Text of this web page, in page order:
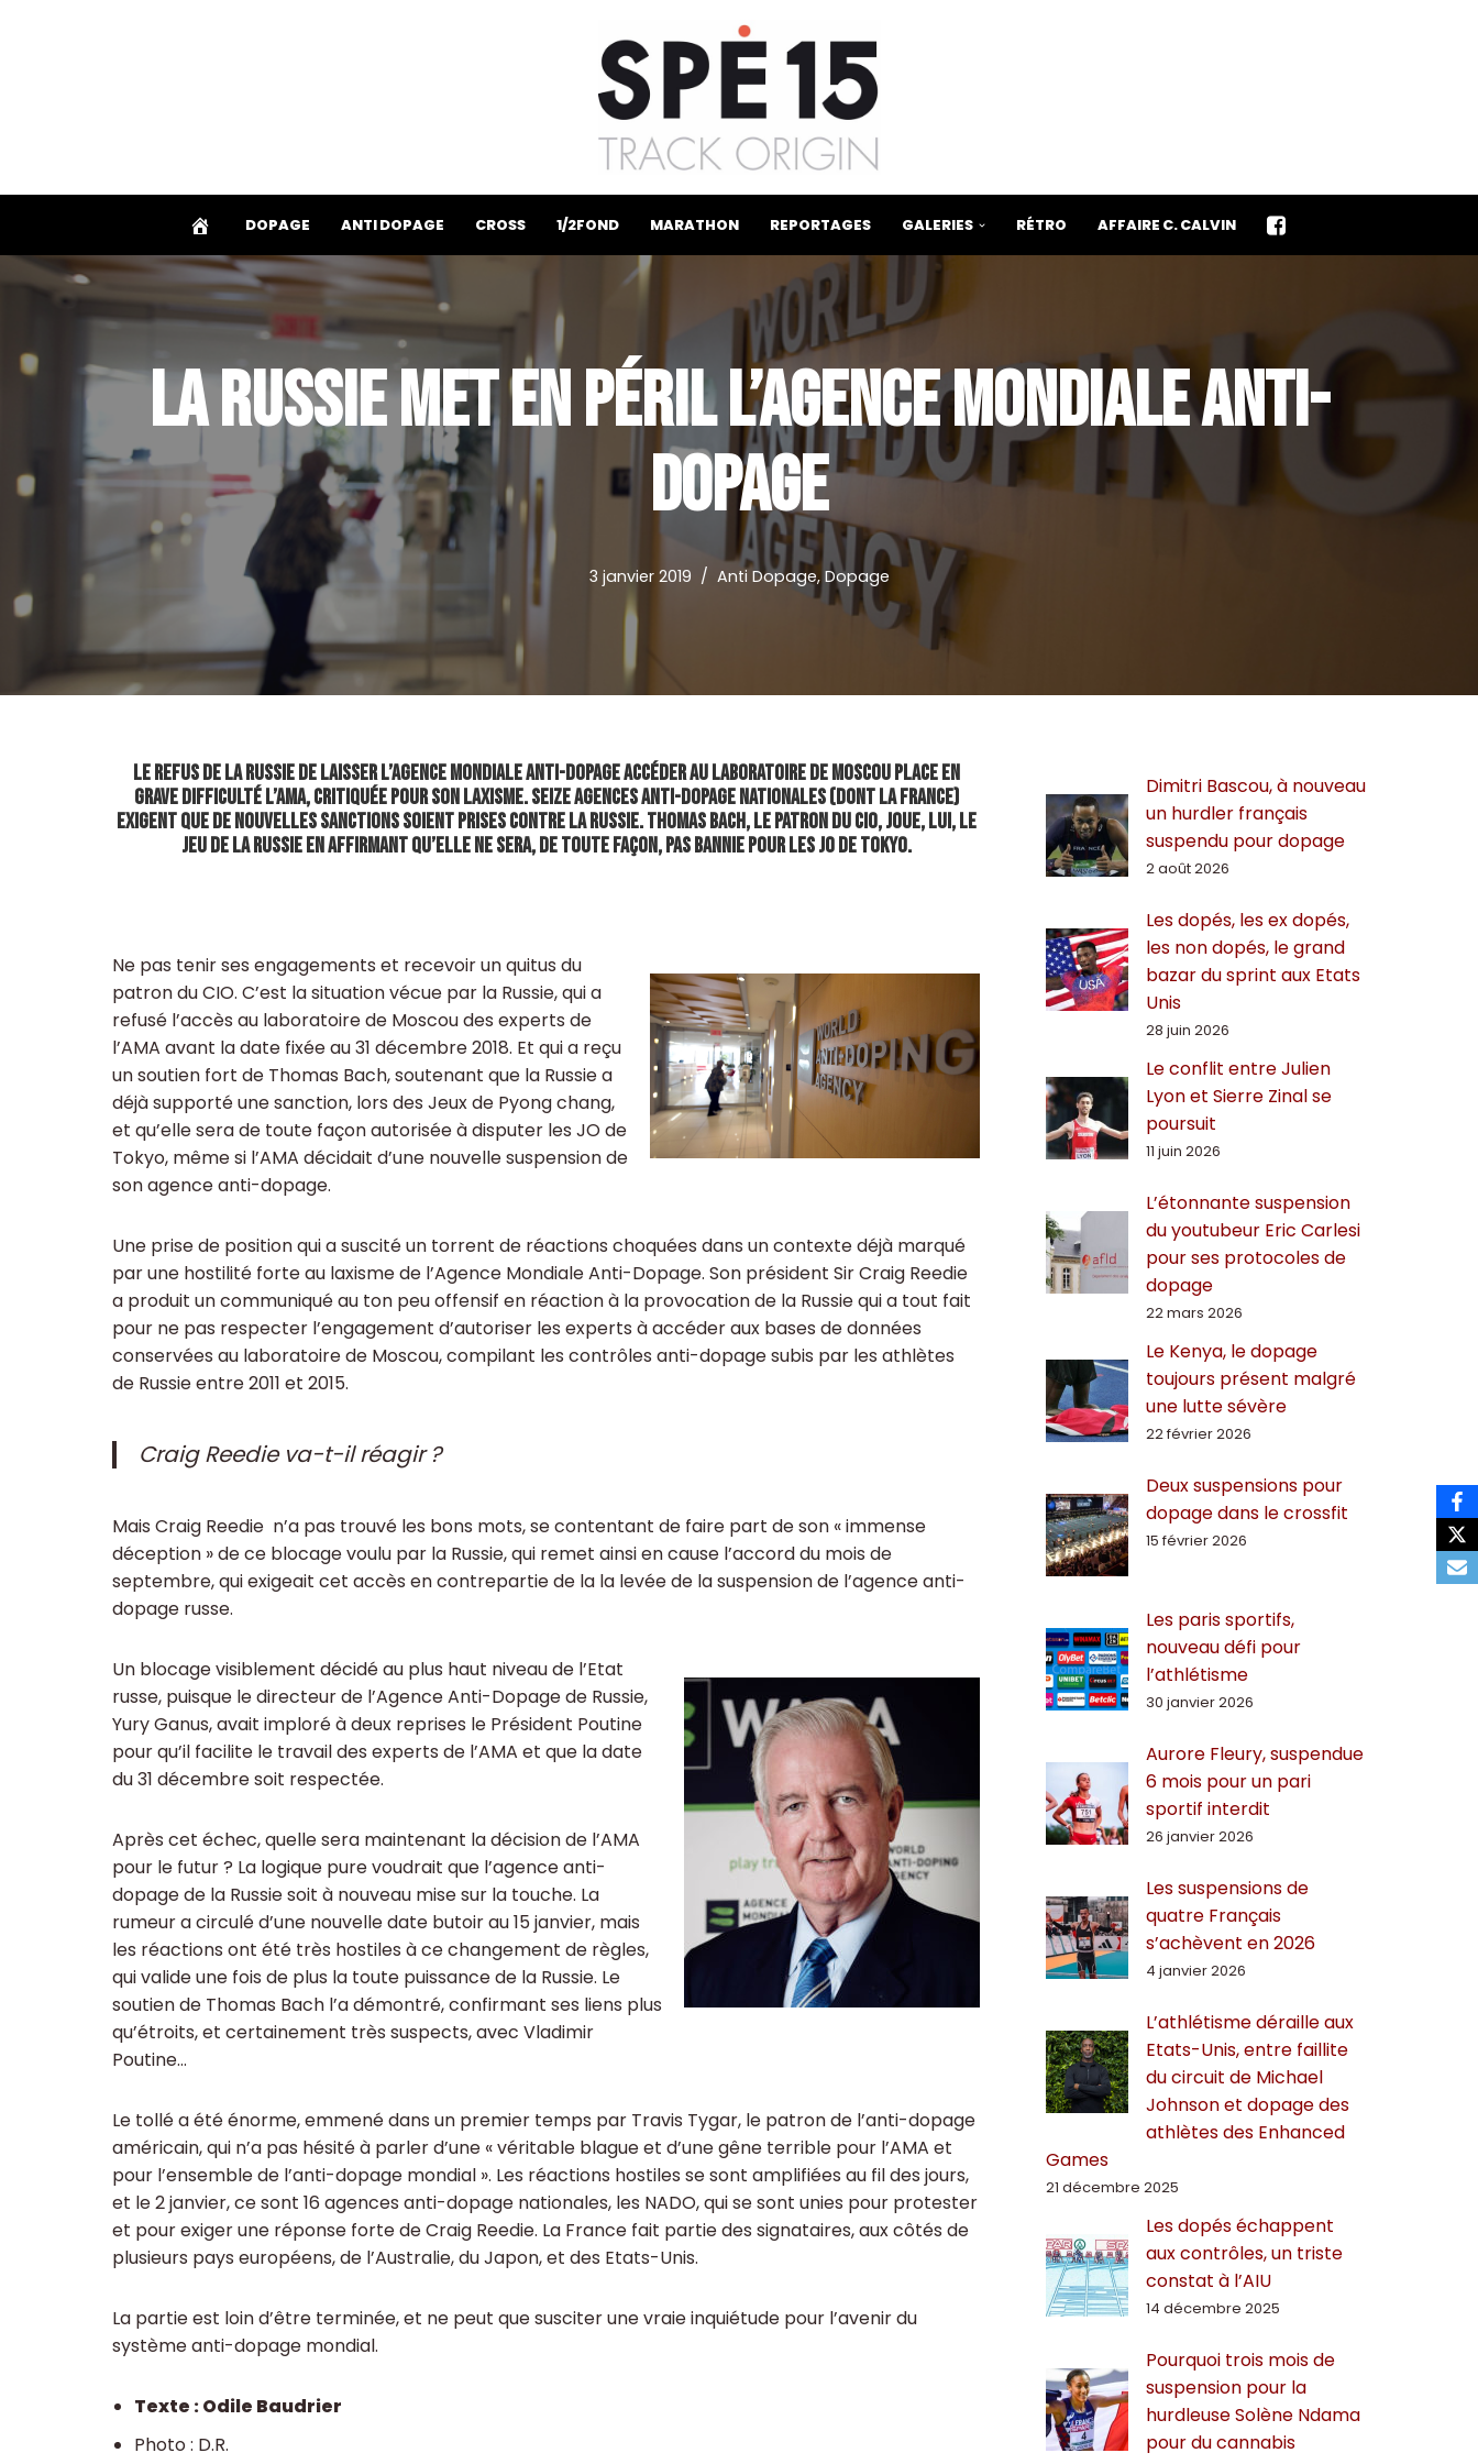
DOPAGE ANTI DOPAGE CROSS 1/2FOND MARATHON REPORTAGES GALERIES RÉTRO AFFAIRE C. CALVIN
LA RUSSIE MET EN PÉRIL L’AGENCE MONDIALE ANTI-
DOPAGE
3 janvier 2019 Anti Dopage, Dopage
Le refus de la Russie de laisser l’Agence Mondiale Anti-Dopage accéder au laboratoire de Moscou place en
grave difficulté l’AMA, critiquée pour son laxisme. Seize agences anti-dopage nationales (dont la France)
exigent que de nouvelles sanctions soient prises contre la Russie. Thomas Bach, le patron du CIO, joue, lui, le
jeu de la Russie en affirmant qu’elle ne sera, de toute façon, pas bannie pour les JO de Tokyo.
Ne pas tenir ses engagements et recevoir un quitus du
patron du CIO. C’est la situation vécue par la Russie, qui a
refusé l’accès au laboratoire de Moscou des experts de
l’AMA avant la date fixée au 31 décembre 2018. Et qui a reçu
un soutien fort de Thomas Bach, soutenant que la Russie a
déjà supporté une sanction, lors des Jeux de Pyong chang,
et qu’elle sera de toute façon autorisée à disputer les JO de
Tokyo, même si l’AMA décidait d’une nouvelle suspension de
son agence anti-dopage.
Une prise de position qui a suscité un torrent de réactions choquées dans un contexte déjà marqué
par une hostilité forte au laxisme de l’Agence Mondiale Anti-Dopage. Son président Sir Craig Reedie
a produit un communiqué au ton peu offensif en réaction à la provocation de la Russie qui a tout fait
pour ne pas respecter l’engagement d’autoriser les experts à accéder aux bases de données
conservées au laboratoire de Moscou, compilant les contrôles anti-dopage subis par les athlètes
de Russie entre 2011 et 2015.
Craig Reedie va-t-il réagir ?
Mais Craig Reedie n’a pas trouvé les bons mots, se contentant de faire part de son « immense
déception » de ce blocage voulu par la Russie, qui remet ainsi en cause l’accord du mois de
septembre, qui exigeait cet accès en contrepartie de la la levée de la suspension de l’agence anti-
dopage russe.
Un blocage visiblement décidé au plus haut niveau de l’Etat
russe, puisque le directeur de l’Agence Anti-Dopage de Russie,
Yury Ganus, avait imploré à deux reprises le Président Poutine
pour qu’il facilite le travail des experts de l’AMA et que la date
du 31 décembre soit respectée.
Après cet échec, quelle sera maintenant la décision de l’AMA
pour le futur ? La logique pure voudrait que l’agence anti-
dopage de la Russie soit à nouveau mise sur la touche. La
rumeur a circulé d’une nouvelle date butoir au 15 janvier, mais
les réactions ont été très hostiles à ce changement de règles,
qui valide une fois de plus la toute puissance de la Russie. Le
soutien de Thomas Bach l’a démontré, confirmant ses liens plus
qu’étroits, et certainement très suspects, avec Vladimir
Poutine…
Le tollé a été énorme, emmené dans un premier temps par Travis Tygar, le patron de l’anti-dopage
américain, qui n’a pas hésité à parler d’une « véritable blague et d’une gêne terrible pour l’AMA et
pour l’ensemble de l’anti-dopage mondial ». Les réactions hostiles se sont amplifiées au fil des jours,
et le 2 janvier, ce sont 16 agences anti-dopage nationales, les NADO, qui se sont unies pour protester
et pour exiger une réponse forte de Craig Reedie. La France fait partie des signataires, aux côtés de
plusieurs pays européens, de l’Australie, du Japon, et des Etats-Unis.
La partie est loin d’être terminée, et ne peut que susciter une vraie inquiétude pour l’avenir du
système anti-dopage mondial.
Texte : Odile Baudrier
Photo : D.R.
Dimitri Bascou, à nouveau
un hurdler français
suspendu pour dopage
2 août 2026
Les dopés, les ex dopés,
les non dopés, le grand
bazar du sprint aux Etats
Unis
28 juin 2026
Le conflit entre Julien
Lyon et Sierre Zinal se
poursuit
11 juin 2026
L’étonnante suspension
du youtubeur Eric Carlesi
pour ses protocoles de
dopage
22 mars 2026
Le Kenya, le dopage
toujours présent malgré
une lutte sévère
22 février 2026
Deux suspensions pour
dopage dans le crossfit
15 février 2026
Les paris sportifs,
nouveau défi pour
l’athlétisme
30 janvier 2026
Aurore Fleury, suspendue
6 mois pour un pari
sportif interdit
26 janvier 2026
Les suspensions de
quatre Français
s’achèvent en 2026
4 janvier 2026
L’athlétisme déraille aux
Etats-Unis, entre faillite
du circuit de Michael
Johnson et dopage des
athlètes des Enhanced
Games
21 décembre 2025
Les dopés échappent
aux contrôles, un triste
constat à l’AIU
14 décembre 2025
Pourquoi trois mois de
suspension pour la
hurdleuse Solène Ndama
pour du cannabis